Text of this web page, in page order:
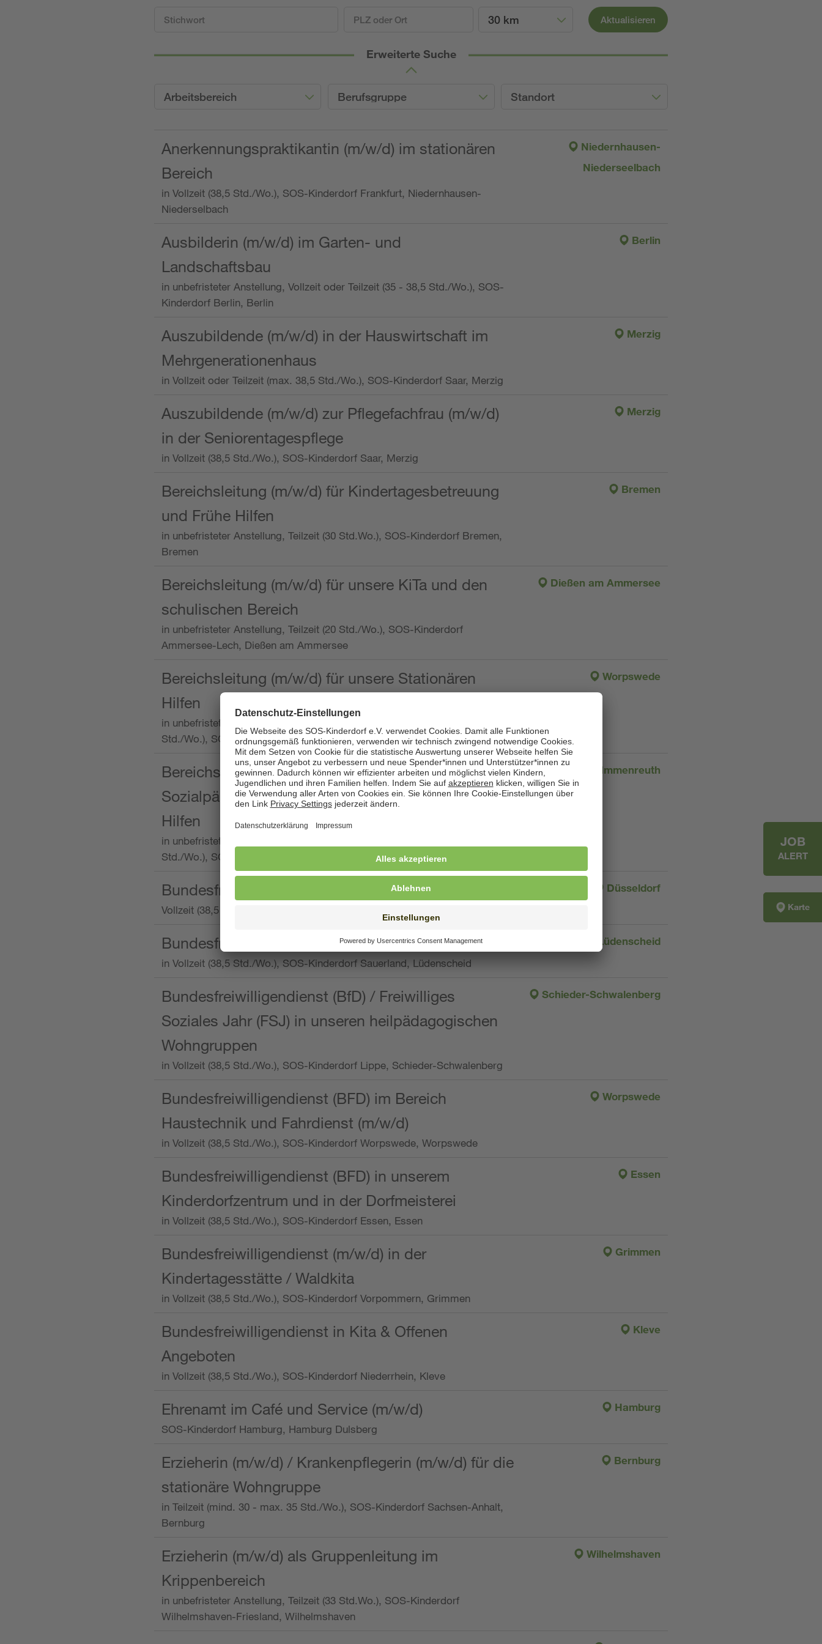
30 km Aktualisieren
Erweiterte Suche
Arbeitsbereich Berufsgruppe Standort
Anerkennungspraktikantin (m/w/d) im stationären
Bereich
in Vollzeit (38,5 Std./Wo.), SOS-Kinderdorf Frankfurt, Niedernhausen-
Niederselbach
Niedernhausen-
Niederseelbach
Ausbilderin (m/w/d) im Garten- und
Landschaftsbau
in unbefristeter Anstellung, Vollzeit oder Teilzeit (35 - 38,5 Std./Wo.), SOS-
Kinderdorf Berlin, Berlin
Berlin
Auszubildende (m/w/d) in der Hauswirtschaft im
Mehrgenerationenhaus
in Vollzeit oder Teilzeit (max. 38,5 Std./Wo.), SOS-Kinderdorf Saar, Merzig
Merzig
Auszubildende (m/w/d) zur Pflegefachfrau (m/w/d)
in der Seniorentagespflege
in Vollzeit (38,5 Std./Wo.), SOS-Kinderdorf Saar, Merzig
Merzig
Bereichsleitung (m/w/d) für Kindertagesbetreuung
und Frühe Hilfen
in unbefristeter Anstellung, Teilzeit (30 Std.Wo.), SOS-Kinderdorf Bremen,
Bremen
Bremen
Bereichsleitung (m/w/d) für unsere KiTa und den
schulischen Bereich
in unbefristeter Anstellung, Teilzeit (20 Std./Wo.), SOS-Kinderdorf
Ammersee-Lech, Dießen am Ammersee
Dießen am Ammersee
Bereichsleitung (m/w/d) für unsere Stationären
Hilfen
in unbefristeter Anstellung, Vollzeit oder Teilzeit (mind. 30 - max. 38,5
Std./Wo.), SOS-Kinderdorf Worpswede,
Worpswede
Bereichsleitung mit der Qualifikation als
Sozialpädagogin (m/w/d) und die Ambulanten
Hilfen
in unbefristeter Anstellung, Vollzeit oder Teilzeit (min. 34 bis max. 38,5
Std./Wo.), SOS-Kinderdorf Oberpfalz, Immenreuth
Immenreuth
Bundesfreiwilligendienst
Vollzeit (38,5 Stunden pro Woche), SOS-Kinderdorf Düsseldorf
Düsseldorf
Bundesfreiwilligendienst
in Vollzeit (38,5 Std./Wo.), SOS-Kinderdorf Sauerland, Lüdenscheid
Lüdenscheid
Bundesfreiwilligendienst (BfD) / Freiwilliges
Soziales Jahr (FSJ) in unseren heilpädagogischen
Wohngruppen
in Vollzeit (38,5 Std./Wo.), SOS-Kinderdorf Lippe, Schieder-Schwalenberg
Schieder-Schwalenberg
Bundesfreiwilligendienst (BFD) im Bereich
Haustechnik und Fahrdienst (m/w/d)
in Vollzeit (38,5 Std./Wo.), SOS-Kinderdorf Worpswede, Worpswede
Worpswede
Bundesfreiwilligendienst (BFD) in unserem
Kinderdorfzentrum und in der Dorfmeisterei
in Vollzeit (38,5 Std./Wo.), SOS-Kinderdorf Essen, Essen
Essen
Bundesfreiwilligendienst (m/w/d) in der
Kindertagesstätte / Waldkita
in Vollzeit (38,5 Std./Wo.), SOS-Kinderdorf Vorpommern, Grimmen
Grimmen
Bundesfreiwilligendienst in Kita & Offenen
Angeboten
in Vollzeit (38,5 Std./Wo.), SOS-Kinderdorf Niederrhein, Kleve
Kleve
Ehrenamt im Café und Service (m/w/d)
SOS-Kinderdorf Hamburg, Hamburg Dulsberg
Hamburg
Erzieherin (m/w/d) / Krankenpflegerin (m/w/d) für die
stationäre Wohngruppe
in Teilzeit (mind. 30 - max. 35 Std./Wo.), SOS-Kinderdorf Sachsen-Anhalt,
Bernburg
Bernburg
Erzieherin (m/w/d) als Gruppenleitung im
Krippenbereich
in unbefristeter Anstellung, Teilzeit (33 Std.Wo.), SOS-Kinderdorf
Wilhelmshaven-Friesland, Wilhelmshaven
Wilhelmshaven
JOB
ALERT
Karte